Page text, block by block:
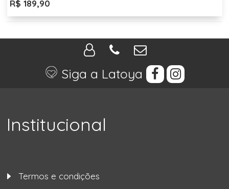
R$ 189,90
Siga a Latoya
Institucional
Termos e condições